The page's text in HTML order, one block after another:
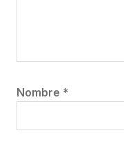
Nombre *